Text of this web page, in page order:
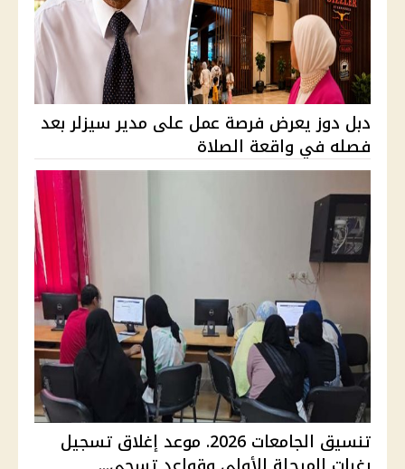
دبل دوز يعرض فرصة عمل على مدير سيزلر بعد
فصله في واقعة الصلاة
تنسيق الجامعات 2026. موعد إغلاق تسجيل